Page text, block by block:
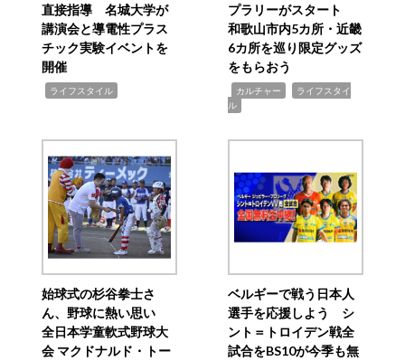
直接指導 名城大学が
講演会と導電性プラス
チック実験イベントを
開催
ライフスタイル
プラリーがスタート
和歌山市内5カ所・近畿
6カ所を巡り限定グッズ
をもらおう
カルチャー
ライフスタイ
ル
始球式の杉谷拳士さ
ん、野球に熱い思い
全日本学童軟式野球大
会 マクドナルド・トー
ベルギーで戦う日本人
選手を応援しよう シ
ント＝トロイデン戦全
試合をBS10が今季も無